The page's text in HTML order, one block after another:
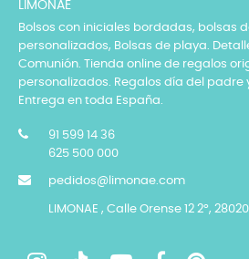
LIMONAE
Bolsos con iniciales bordadas, bolsas
personalizados, Bolsas de playa.
Comunión. Tienda online de regalos
personalizados. Regalos día del padre
Entrega en toda España.
91 599 14 36
625 500 000
pedidos@limonae.com
LIMONAE , Calle Orense 12 2º,